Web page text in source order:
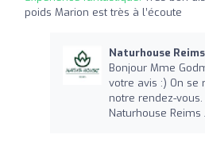
poids Marion est très à l’écoute
Naturhouse
Bonjour Mme
votre avis :) On se
notre rendez-
Naturhouse Reims